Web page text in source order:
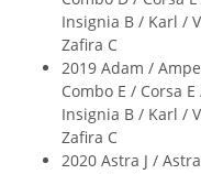
Insignia B / Karl /
Zafira C
2019 Adam /
Combo E / Corsa
Insignia B / Karl /
Zafira C
2020 Astra J /